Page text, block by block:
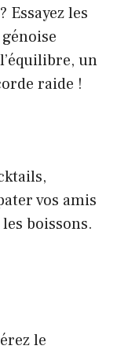
Essayez les
un
raide !
vos amis
boissons.
le